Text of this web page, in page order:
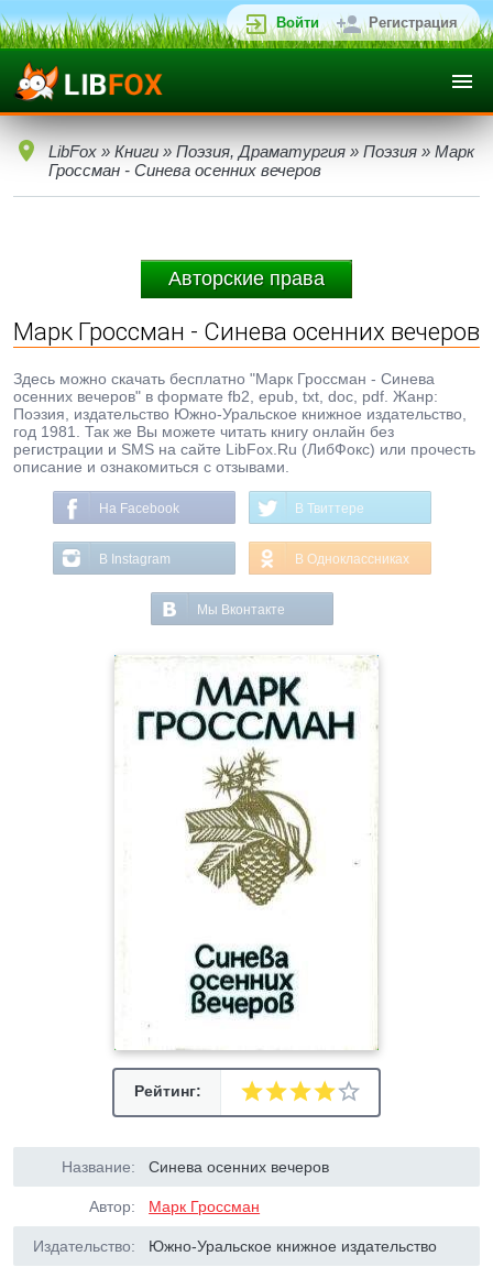
Войти Регистрация
LibFox » Книги » Поэзия, Драматургия » Поэзия » Марк
Гроссман - Синева осенних вечеров
Авторские права
Марк Гроссман - Синева осенних вечеров
Здесь можно скачать бесплатно "Марк Гроссман - Синева
осенних вечеров" в формате fb2, epub, txt, doc, pdf. Жанр:
Поэзия, издательство Южно-Уральское книжное издательство,
год 1981. Так же Вы можете читать книгу онлайн без
регистрации и SMS на сайте LibFox.Ru (ЛибФокс) или прочесть
описание и ознакомиться с отзывами.
На Facebook В Твиттере
В Instagram В Одноклассниках
Мы Вконтакте
Рейтинг:
Название: Синева осенних вечеров
Автор: Марк Гроссман
Издательство: Южно-Уральское книжное издательство